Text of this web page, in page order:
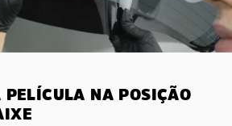
NA POSIÇÃO